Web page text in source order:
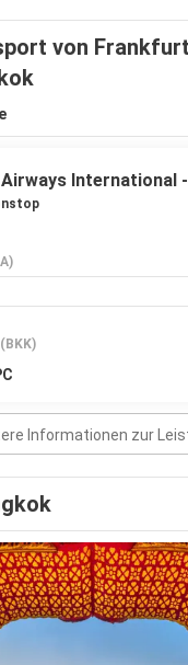
von
International
(BKK)
Informationen zur